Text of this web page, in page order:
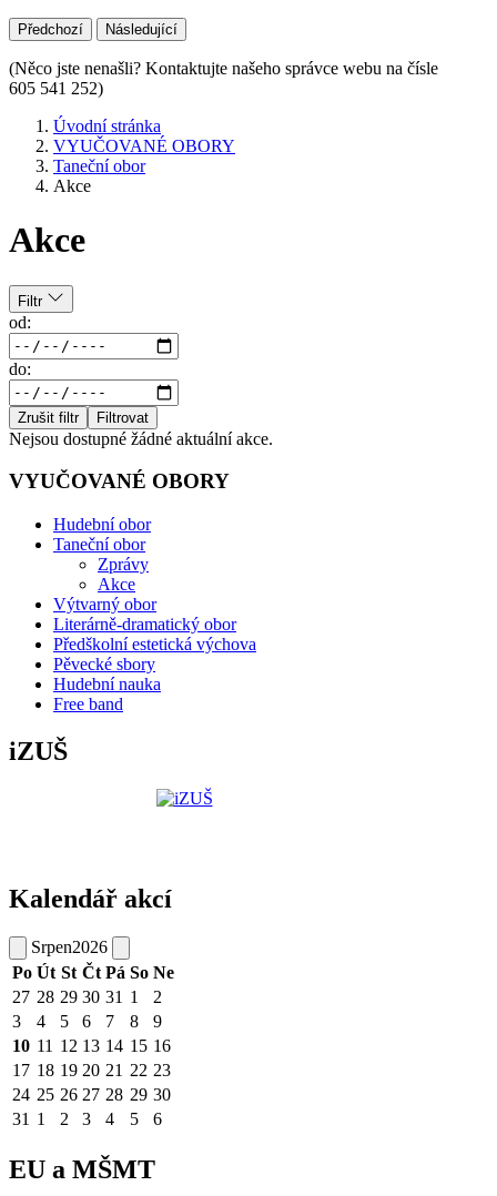
Předchozí Následující
(Něco jste nenašli? Kontaktujte našeho správce webu na čísle
605 541 252)
Úvodní stránka
VYUČOVANÉ OBORY
Taneční obor
Akce
Akce
Filtr
od:
do:
Zrušit filtr Filtrovat
Nejsou dostupné žádné aktuální akce.
VYUČOVANÉ OBORY
Hudební obor
Taneční obor
Zprávy
Akce
Výtvarný obor
Literárně-dramatický obor
Předškolní estetická výchova
Pěvecké sbory
Hudební nauka
Free band
iZUŠ
Kalendář akcí
Srpen2026
Po Út St Čt Pá So Ne
27 28 29 30 31 1
2
3
4 5 6 7 8
9
10 11 12 13 14 15 16
17 18 19 20 21 22 23
24 25 26 27 28 29 30
31 1 2 3 4 5 6
EU a MŠMT